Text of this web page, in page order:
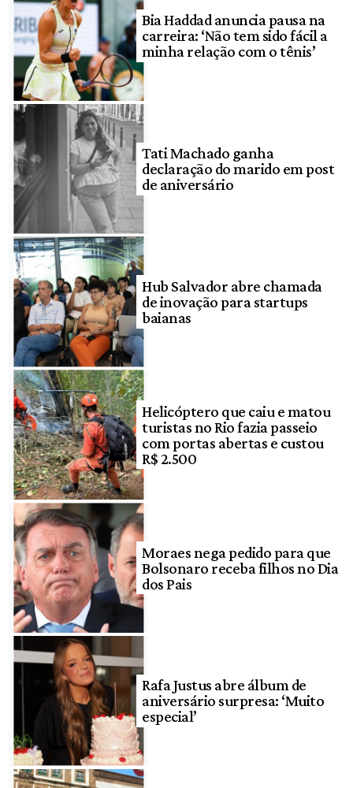
Bia Haddad anuncia pausa na
carreira: ‘Não tem sido fácil a
minha relação com o tênis’
Tati Machado ganha
declaração do marido em post
de aniversário
Hub Salvador abre chamada
de inovação para startups
baianas
Helicóptero que caiu e matou
turistas no Rio fazia passeio
com portas abertas e custou
R$ 2.500
Moraes nega pedido para que
Bolsonaro receba filhos no Dia
dos Pais
Rafa Justus abre álbum de
aniversário surpresa: ‘Muito
especial’